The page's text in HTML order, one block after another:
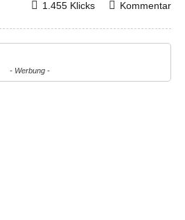
Kommentar
1.455 Klicks
- Werbung -